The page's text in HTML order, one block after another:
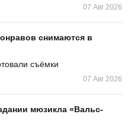
07 Авг 2026
снимаются в
съёмки
07 Авг 2026
мюзикла «Вальс-